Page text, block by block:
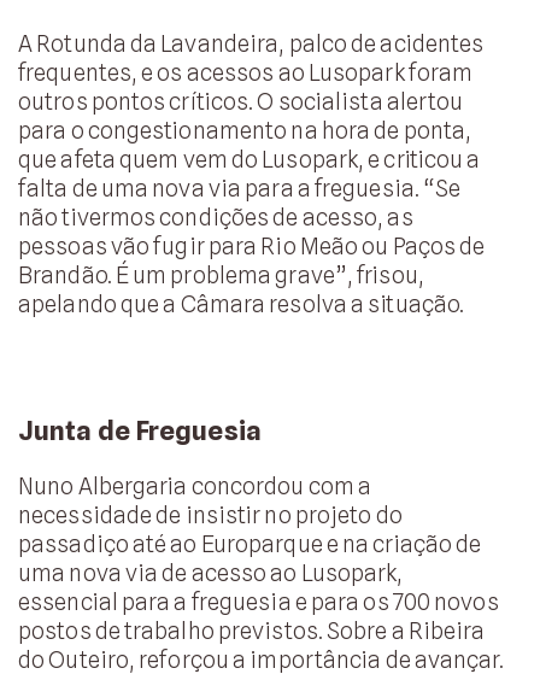
A Rotunda da Lavandeira, palco de acidentes
frequentes, e os acessos ao Lusopark foram
outros pontos críticos. O socialista alertou
para o congestionamento na hora de ponta,
que afeta quem vem do Lusopark, e criticou a
falta de uma nova via para a freguesia. “Se
não tivermos condições de acesso, as
pessoas vão fugir para Rio Meão ou Paços de
Brandão. É um problema grave”, frisou,
apelando que a Câmara resolva a situação.
Junta de Freguesia
Nuno Albergaria concordou com a
necessidade de insistir no projeto do
passadiço até ao Europarque e na criação de
uma nova via de acesso ao Lusopark,
essencial para a freguesia e para os 700 novos
postos de trabalho previstos. Sobre a Ribeira
do Outeiro, reforçou a importância de avançar.